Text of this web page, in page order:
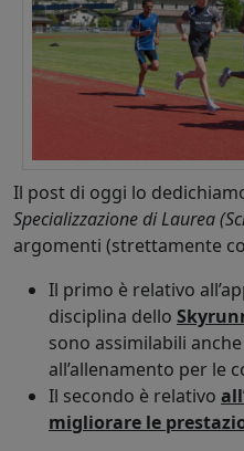
Il post di oggi lo
Specializzazione di Laurea
argomenti (strettamente
Il primo è relativo
disciplina dello
sono assimilabili anche
all’allenamento per le
Il secondo è relativo
migliorare le